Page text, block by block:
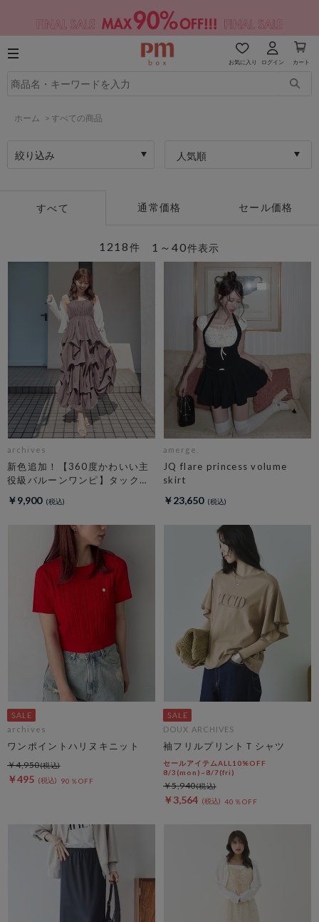
お気に入り ログイン カート
ホーム > すべての商品
絞り込み 人気順
すべて 通常価格 セール価格
1～40件表示
1218件
archives
新色追加！【360度かわいい主
役級バルーンワンピ】タックバ
ース
￥9,900
amerge.
JQ flare princess volume
skirt
￥23,650
archives
ワンポイントハリヌキニット
￥495 90％OFF
￥4,950
DOUX ARCHIVES
袖フリルプリントＴシャツ
セールアイテムALL10%OFF
8/3(mon)~8/7(fri)
￥3,564 40％OFF
￥5,940